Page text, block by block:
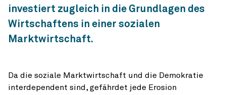
investiert zugleich in die Grundlagen des
Wirtschaftens in einer sozialen
Marktwirtschaft.
Da die soziale Marktwirtschaft und die Demokratie
interdependent sind, gefährdet jede Erosion